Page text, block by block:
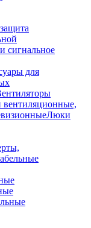
сигнальное
для
вентиляционные,
Люки